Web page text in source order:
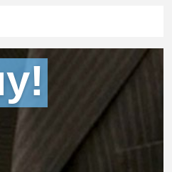
Карниз для скрытого
TESORI KF 706Flex/